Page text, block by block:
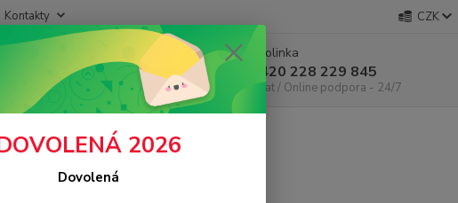
Kontakty CZK
Hledat
Infolinka
+420 228 229 845
Chat / Online podpora - 24/7
displeje Flexi Nano
displeje
2026
Dovolená